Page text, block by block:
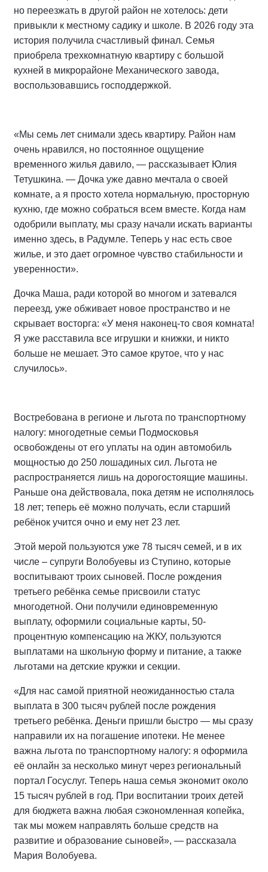
но переезжать в другой район не хотелось: дети
привыкли к местному садику и школе. В 2026 году эта
история получила счастливый финал. Семья
приобрела трехкомнатную квартиру с большой
кухней в микрорайоне Механического завода,
воспользовавшись господдержкой.
«Мы семь лет снимали здесь квартиру. Район нам
очень нравился, но постоянное ощущение
временного жилья давило, — рассказывает Юлия
Тетушкина. — Дочка уже давно мечтала о своей
комнате, а я просто хотела нормальную, просторную
кухню, где можно собраться всем вместе. Когда нам
одобрили выплату, мы сразу начали искать варианты
именно здесь, в Радумле. Теперь у нас есть свое
жилье, и это дает огромное чувство стабильности и
уверенности».
Дочка Маша, ради которой во многом и затевался
переезд, уже обживает новое пространство и не
скрывает восторга: «У меня наконец-то своя комната!
Я уже расставила все игрушки и книжки, и никто
больше не мешает. Это самое крутое, что у нас
случилось».
Востребована в регионе и льгота по транспортному
налогу: многодетные семьи Подмосковья
освобождены от его уплаты на один автомобиль
мощностью до 250 лошадиных сил. Льгота не
распространяется лишь на дорогостоящие машины.
Раньше она действовала, пока детям не исполнялось
18 лет; теперь её можно получать, если старший
ребёнок учится очно и ему нет 23 лет.
Этой мерой пользуются уже 78 тысяч семей, и в их
числе – супруги Волобуевы из Ступино, которые
воспитывают троих сыновей. После рождения
третьего ребёнка семье присвоили статус
многодетной. Они получили единовременную
выплату, оформили социальные карты, 50-
процентную компенсацию на ЖКУ, пользуются
выплатами на школьную форму и питание, а также
льготами на детские кружки и секции.
«Для нас самой приятной неожиданностью стала
выплата в 300 тысяч рублей после рождения
третьего ребёнка. Деньги пришли быстро — мы сразу
направили их на погашение ипотеки. Не менее
важна льгота по транспортному налогу: я оформила
её онлайн за несколько минут через региональный
портал Госуслуг. Теперь наша семья экономит около
15 тысяч рублей в год. При воспитании троих детей
для бюджета важна любая сэкономленная копейка,
так мы можем направлять больше средств на
развитие и образование сыновей», — рассказала
Мария Волобуева.